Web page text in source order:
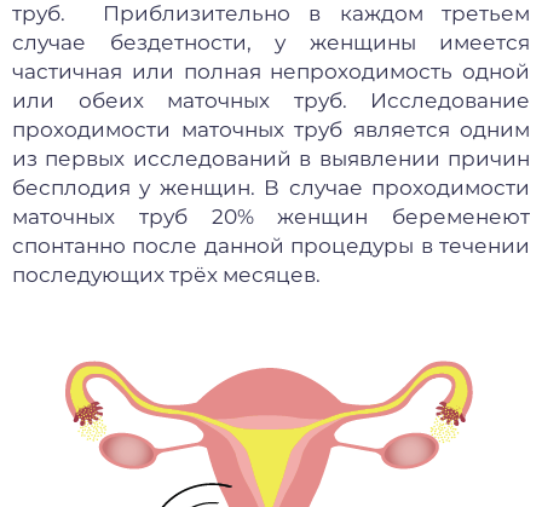
труб. Приблизительно в каждом третьем
случае бездетности, у женщины имеется
частичная или полная непроходимость одной
или обеих маточных труб. Исследование
проходимости маточных труб является одним
из первых исследований в выявлении причин
бесплодия у женщин. В случае проходимости
маточных труб 20% женщин беременеют
спонтанно после данной процедуры в течении
последующих трёх месяцев.